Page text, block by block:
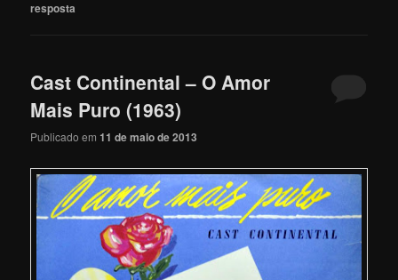
resposta
Cast Continental – O Amor
Mais Puro (1963)
Publicado em11 de maio de 2013